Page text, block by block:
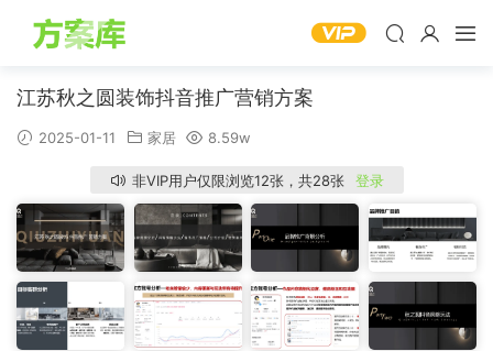
江苏秋之圆装饰抖音推广营销方案
2025-01-11 家居 8.59w
非VIP用户仅限浏览12张，共28张 登录